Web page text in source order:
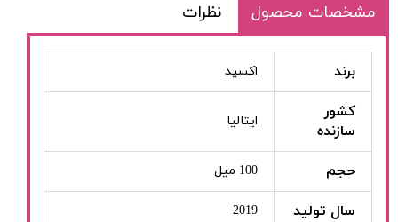
مشخصات محصول نظرات
برند اکسید
کشور
سازنده
ایتالیا
حجم 100 میل
سال تولید 2019